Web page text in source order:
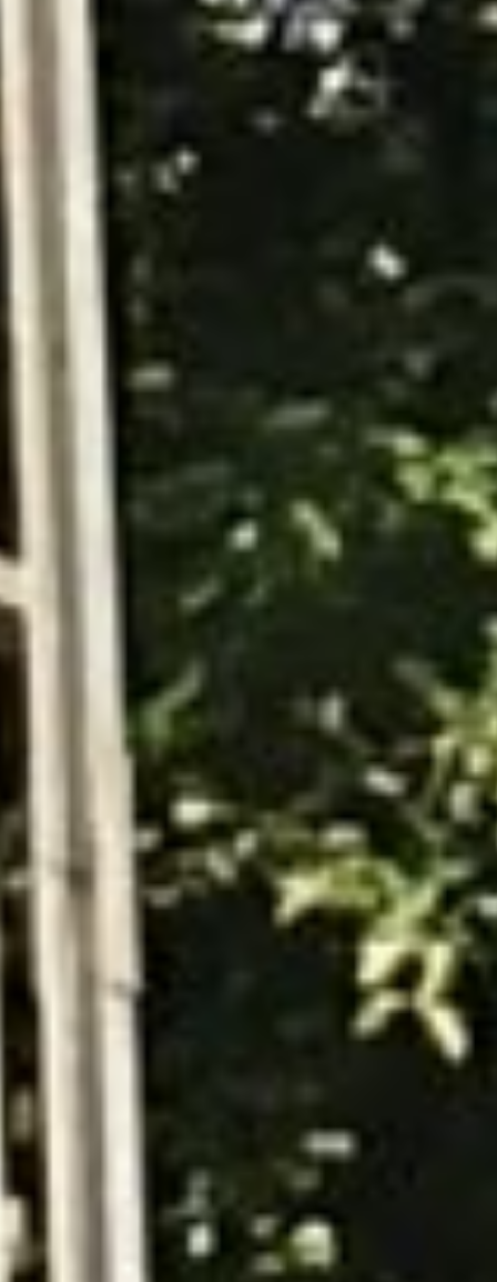
Die St. Sebastian Schützenbruderschaft Grafschaft
wünscht allen Mitgliedern, Dorfbewohnern/innen
und Gästen ein frohes Weihnachtsfest, besinnliche
Feiertage und ein gesundes und glückliches Jahr
2026! Ein besonderer Dank gilt allen Sponsoren und
Helfern, die uns im Jubiläumsjahr bei den
verschiedenen Aktivitäten finanziell und tatkräftig
unterstützt haben.
Viele Gäste beim Adventskaffee
01.12.2025 Zum 33. Adventskaffee hatte die
Schützenbruderschaft am ersten Adventssonntag in
die vorweihnachtlich dekorierte Schützenhalle
eingeladen. Etwa 80 Seniorinnen und Senioren, einige
Schwestern des Klosters sowie Pastor Stipp, Vikar
Jaison und die amtierenden Majestäten waren der
Einladung gefolgt. Die von den Vorstandsfrauen
gebackenen Torten und Kuchen nahmen reißenden
Absatz und bei Kaffee oder Tee wurde…Viele Gäste
beim Adventskaffee
weiterlesen